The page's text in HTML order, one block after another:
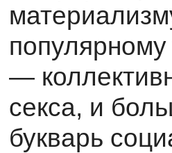
—
секса, и
букварь